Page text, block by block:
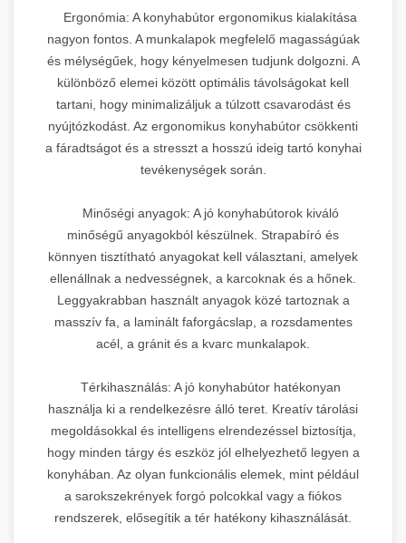
Ergonómia: A konyhabútor ergonomikus kialakítása
nagyon fontos. A munkalapok megfelelő magasságúak
és mélységűek, hogy kényelmesen tudjunk dolgozni. A
különböző elemei között optimális távolságokat kell
tartani, hogy minimalizáljuk a túlzott csavarodást és
nyújtózkodást. Az ergonomikus konyhabútor csökkenti
a fáradtságot és a stresszt a hosszú ideig tartó konyhai
tevékenységek során.
Minőségi anyagok: A jó konyhabútorok kiváló
minőségű anyagokból készülnek. Strapabíró és
könnyen tisztítható anyagokat kell választani, amelyek
ellenállnak a nedvességnek, a karcoknak és a hőnek.
Leggyakrabban használt anyagok közé tartoznak a
masszív fa, a laminált faforgácslap, a rozsdamentes
acél, a gránit és a kvarc munkalapok.
Térkihasználás: A jó konyhabútor hatékonyan
használja ki a rendelkezésre álló teret. Kreatív tárolási
megoldásokkal és intelligens elrendezéssel biztosítja,
hogy minden tárgy és eszköz jól elhelyezhető legyen a
konyhában. Az olyan funkcionális elemek, mint például
a sarokszekrények forgó polcokkal vagy a fiókos
rendszerek, elősegítik a tér hatékony kihasználását.